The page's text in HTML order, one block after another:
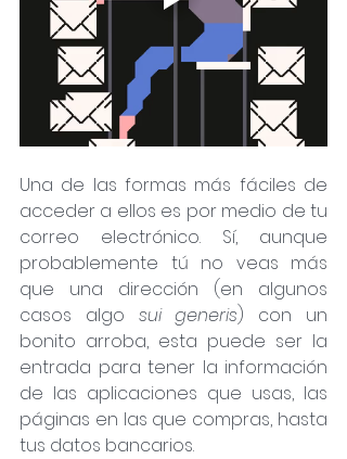
Una de las formas más fáciles de
acceder a ellos es por medio de tu
correo electrónico. Sí, aunque
probablemente tú no veas más
que una dirección (en algunos
casos algo sui generis) con un
bonito arroba, esta puede ser la
entrada para tener la información
de las aplicaciones que usas, las
páginas en las que compras, hasta
tus datos bancarios.